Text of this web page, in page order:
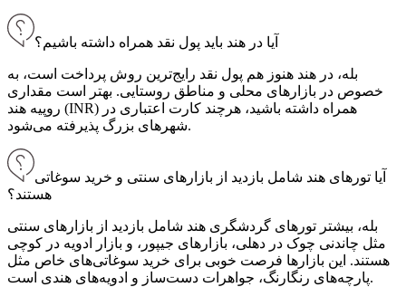
آیا در هند باید پول نقد همراه داشته باشیم؟
بله، در هند هنوز هم پول نقد رایج‌ترین روش پرداخت است، به
خصوص در بازارهای محلی و مناطق روستایی. بهتر است مقداری
روپیه هند (INR) همراه داشته باشید، هرچند کارت اعتباری در
شهرهای بزرگ پذیرفته می‌شود.
آیا تورهای هند شامل بازدید از بازارهای سنتی و خرید سوغاتی
هستند؟
بله، بیشتر تورهای گردشگری هند شامل بازدید از بازارهای سنتی
مثل چاندنی چوک در دهلی، بازارهای جیپور، و بازار ادویه در کوچی
هستند. این بازارها فرصت خوبی برای خرید سوغاتی‌های خاص مثل
پارچه‌های رنگارنگ، جواهرات دست‌ساز و ادویه‌های هندی است.